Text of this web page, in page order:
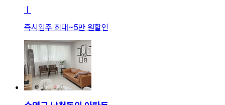
즉시입주 최대 ~5만 원할인